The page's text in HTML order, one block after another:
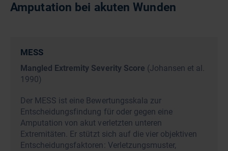
Amputation bei akuten Wunden
MESS
Mangled Extremity Severity Score (Johansen et al.
1990)
Der MESS ist eine Bewertungsskala zur
Entscheidungsfindung für oder gegen eine
Amputation von akut verletzten unteren
Extremitäten. Er stützt sich auf die vier objektiven
Entscheidungsfaktoren: Verletzungsmuster,